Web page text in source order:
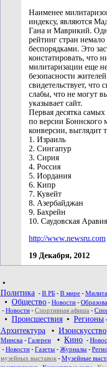
Наименее
индексу, являются
Гана и Маврикий.
рейтинг стран
беспорядками. Это
констатировать, что
милитаризации еще
безопасности
свидетельствует, что
слабы, что не могут
указывает сайт.
Первая десятка
по версии Боннского
конверсии, выглядит
1. Израиль
2. Сингапур
3. Сирия
4. Россия
5. Иордания
6. Кипр
7. Кувейт
8. Азербайджан
9. Бахрейн
10. Саудовская Аравия
http://www.newsru.com
19 Декабря, 2012
•
Политика - В РБ - В мире -
• Общество - Новости -
- Новости - Спортивная афиша -
• Происшествия • Регионы -
Архитектура • Изоискусство
Минска - Галереи • Кино -
- Новости - Газеты - Журналы -
музейных выставок - Музейные